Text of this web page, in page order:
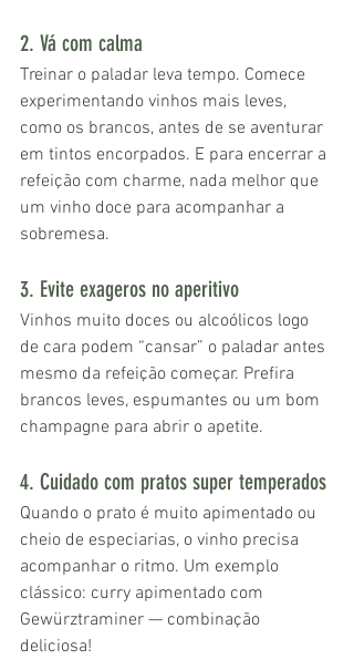
2. Vá com calma
Treinar o paladar leva tempo. Comece
experimentando vinhos mais leves,
como os brancos, antes de se aventurar
em tintos encorpados. E para encerrar a
refeição com charme, nada melhor que
um vinho doce para acompanhar a
sobremesa.
3. Evite exageros no aperitivo
Vinhos muito doces ou alcoólicos logo
de cara podem “cansar” o paladar antes
mesmo da refeição começar. Prefira
brancos leves, espumantes ou um bom
champagne para abrir o apetite.
4. Cuidado com pratos super temperados
Quando o prato é muito apimentado ou
cheio de especiarias, o vinho precisa
acompanhar o ritmo. Um exemplo
clássico: curry apimentado com
Gewürztraminer — combinação
deliciosa!